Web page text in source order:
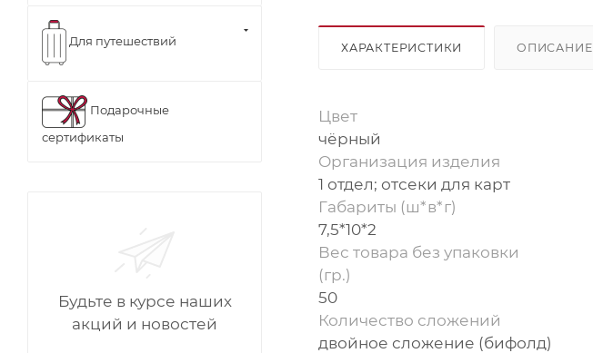
ХАРАКТЕРИСТИКИ ОПИСАНИЕ
Цвет
чёрный
Организация изделия
1 отдел; отсеки для карт
Габариты (ш*в*г)
7,5*10*2
Вес товара без упаковки
(гр.)
50
Количество сложений
двойное сложение (бифолд)
Для путешествий
Подарочные
сертификаты
Будьте в курсе наших
акций и новостей